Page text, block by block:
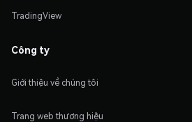
TradingView
Công ty
Giới thiệu về chúng tôi
Trang web thương hiệu